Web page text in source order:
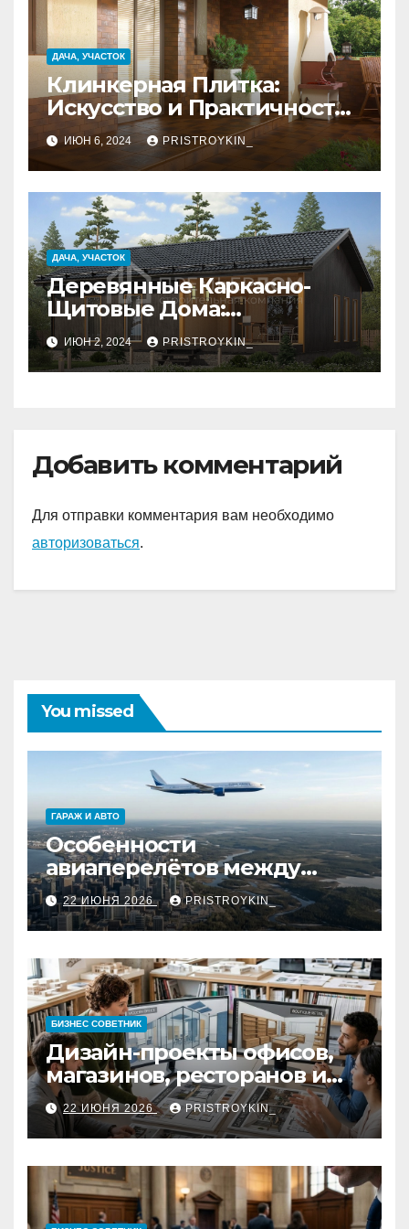
ДАЧА, УЧАСТОК
Клинкерная Плитка:
Искусство и Практичность
в Одном Материале
ИЮН 6, 2024 PRISTROYKIN_
ДАЧА, УЧАСТОК
Деревянные Каркасно-
Щитовые Дома:
Экологичность и
Практичность
ИЮН 2, 2024 PRISTROYKIN_
Добавить комментарий
Для отправки комментария вам необходимо
авторизоваться.
You missed
ГАРАЖ И АВТО
Особенности
авиаперелётов между
европейской частью
страны и дальневосточным
регионом
22 ИЮНЯ 2026 PRISTROYKIN_
БИЗНЕС СОВЕТНИК
Дизайн-проекты офисов,
магазинов, ресторанов и
кафе: концепция, 3D-
визуализация, рабочие
чертежи и документация
22 ИЮНЯ 2026 PRISTROYKIN_